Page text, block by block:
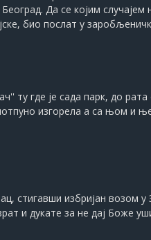
Да се којим
био послат у
ту где је сада парк, до
изгорела а са њом и
стигавши избријан возом
и дукате за не дај Боже